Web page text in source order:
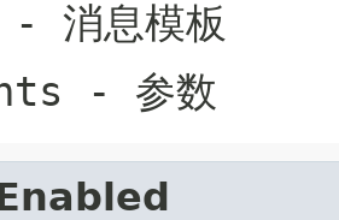
- 消息模板
- 参数